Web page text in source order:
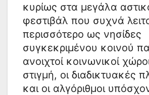
κυρίως στα μεγάλα
φεστιβάλ που συχνά
περισσότερο ως νησίδες
συγκεκριμένου κοινού
ανοιχτοί κοινωνικοί
στιγμή, οι διαδικτυακές
και οι αλγόριθμοι